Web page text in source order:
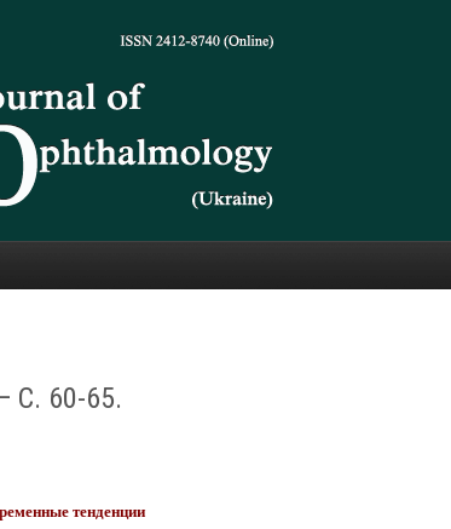
С. 60-65.
тенденции